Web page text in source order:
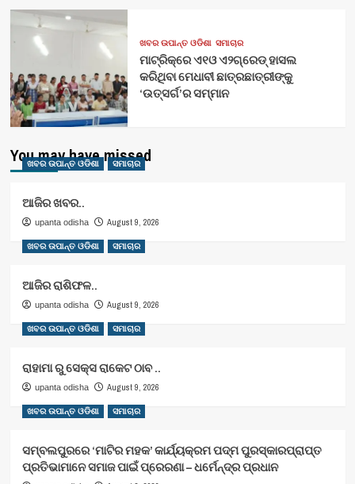
ଖବର ଉପାନ୍ତ ଓଡିଶା ସମାଚାର
ମାଟ୍ରିକ୍‌ରେ ଏ୧ଓ ଏ୨ଗ୍ରେଡ୍‌ ହାସଲ
କରିଥିବା ମେଧାବୀ ଛାତ୍ରଛାତ୍ରୀଙ୍କୁ
‘ଉତ୍ସର୍ଗ’ର ସମ୍ମାନ
You may have missed
ଖବର ଉପାନ୍ତ ଓଡିଶା ସମାଚାର
ଆଜିର ଖବର..
upanta odisha August 9, 2026
ଖବର ଉପାନ୍ତ ଓଡିଶା ସମାଚାର
ଆଜିର ରାଶିଫଳ..
upanta odisha August 9, 2026
ଖବର ଉପାନ୍ତ ଓଡିଶା ସମାଚାର
ରାହାମା ରୁ ସେକ୍ସ ରାକେଟ ଠାବ ..
upanta odisha August 9, 2026
ଖବର ଉପାନ୍ତ ଓଡିଶା ସମାଚାର
ସମ୍ବଲପୁରରେ ‘ମାଟିର ମହକ’ କାର୍ଯ୍ୟକ୍ରମ ପଦ୍ମ ପୁରସ୍କାରପ୍ରାପ୍ତ
ପ୍ରତିଭାମାନେ ସମାଜ ପାଇଁ ପ୍ରେରଣା – ଧର୍ମେନ୍ଦ୍ର ପ୍ରଧାନ